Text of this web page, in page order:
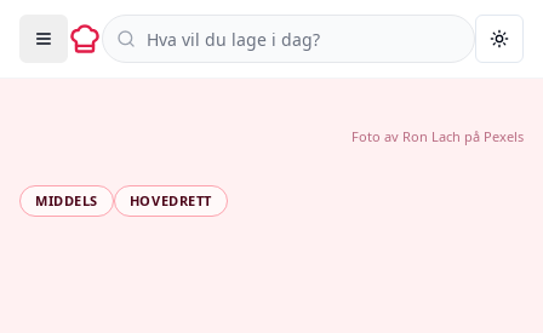
Søk i oppskrifter
MIDDELS HOVEDRETT
Foto av Ron Lach på Pexels